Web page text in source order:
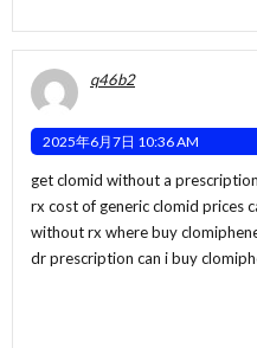
q46b2
2025年6月7日 10:36 AM
get clomid without a
rx cost of generic clomid prices
without rx where buy
dr prescription can i buy